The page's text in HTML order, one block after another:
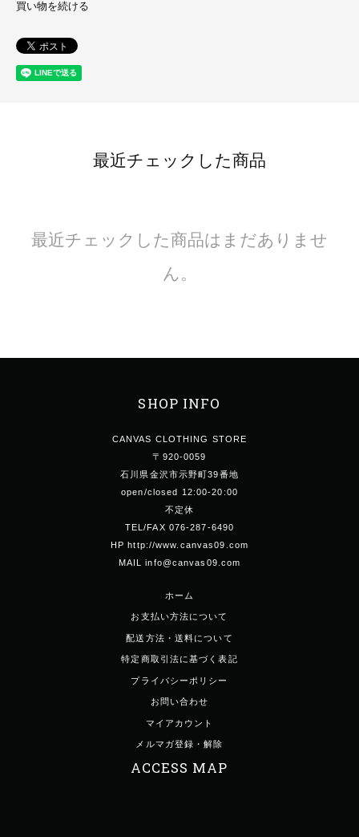
買い物を続ける
最近チェックした商品
最近チェックした商品はまだありませ
ん。
SHOP INFO
CANVAS CLOTHING STORE
〒920-0059
石川県金沢市示野町39番地
open/closed 12:00-20:00
不定休
TEL/FAX 076-287-6490
HP http://www.canvas09.com
MAIL info@canvas09.com
ホーム
お支払い方法について
配送方法・送料について
特定商取引法に基づく表記
プライバシーポリシー
お問い合わせ
マイアカウント
メルマガ登録・解除
ACCESS MAP